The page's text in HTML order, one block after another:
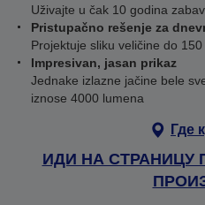
Uživajte u čak 10 godina
Pristupačno rešenje za
Projektuje sliku veličine do
Impresivan, jasan prikaz
Jednake izlazne jačine bele
iznose 4000 lumena
Где
ИДИ НА СТРАНИЦУ